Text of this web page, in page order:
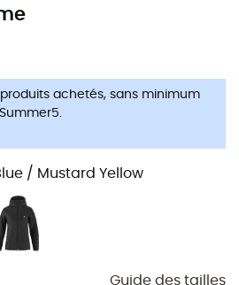
produits achetés, sans minimum
/ Mustard Yellow
Guide des tailles